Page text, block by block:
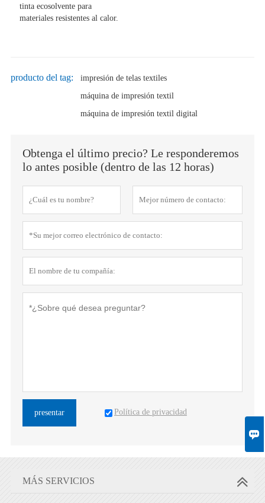

tinta ecosolvente para
materiales resistentes al calor.
producto del tag:
impresión de telas textiles
máquina de impresión textil
máquina de impresión textil digital
Obtenga el último precio? Le responderemos
lo antes posible (dentro de las 12 horas)
presentar Política de privacidad
MÁS SERVICIOS